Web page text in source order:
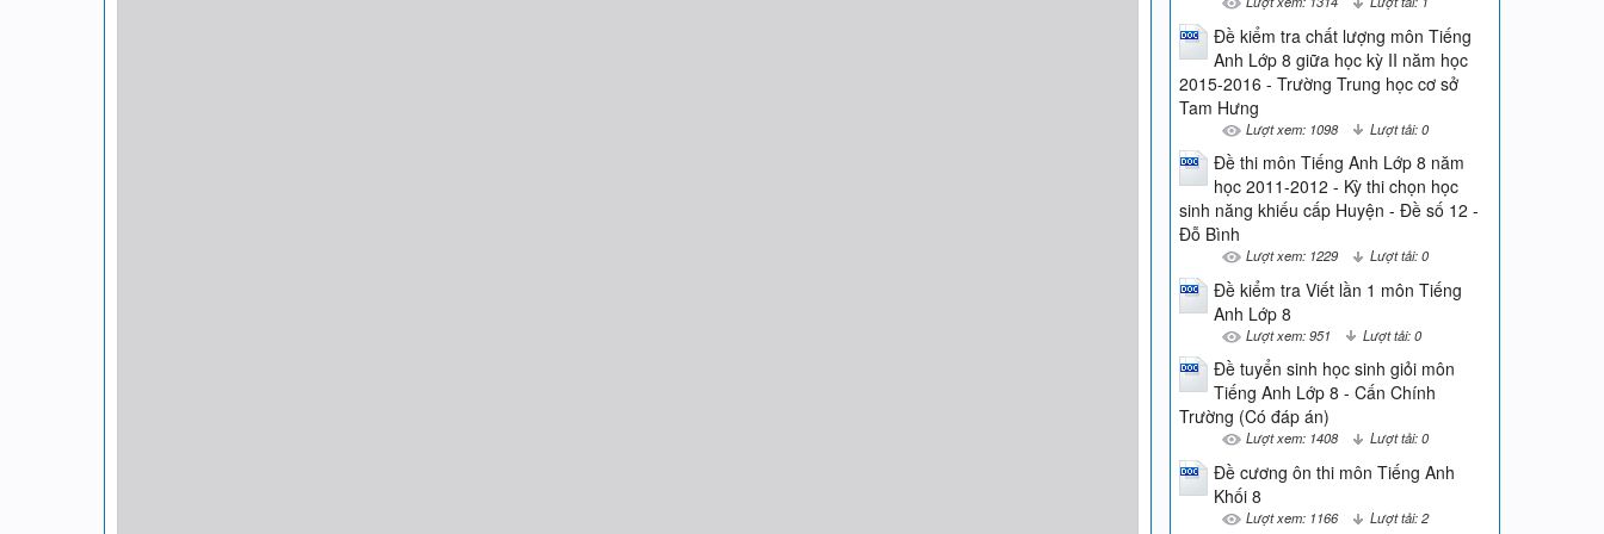
Đề kiểm tra chất lượng môn Tiếng
Anh Lớp 8 giữa học kỳ II năm học
2015-2016 - Trường Trung học cơ sở
Tam Hưng
Lượt xem: 1098 Lượt tải: 0
Đề thi môn Tiếng Anh Lớp 8 năm
học 2011-2012 - Kỳ thi chọn học
sinh năng khiếu cấp Huyện - Đề số 12 -
Đỗ Bình
Lượt xem: 1229 Lượt tải: 0
Đề kiểm tra Viết lần 1 môn Tiếng
Anh Lớp 8
Lượt xem: 951 Lượt tải: 0
Đề tuyển sinh học sinh giỏi môn
Tiếng Anh Lớp 8 - Cấn Chính
Trường (Có đáp án)
Lượt xem: 1408 Lượt tải: 0
Đề cương ôn thi môn Tiếng Anh
Khối 8
Lượt xem: 1166 Lượt tải: 2